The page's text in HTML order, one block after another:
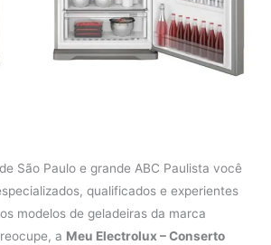
São Paulo e grande ABC Paulista você
qualificados e experientes
modelos de geladeiras da marca
a Meu Electrolux – Conserto